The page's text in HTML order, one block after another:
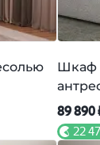
Шкаф
89 890
22